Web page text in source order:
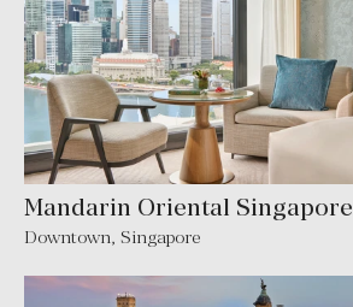
Mandarin Oriental Singapore
Downtown, Singapore